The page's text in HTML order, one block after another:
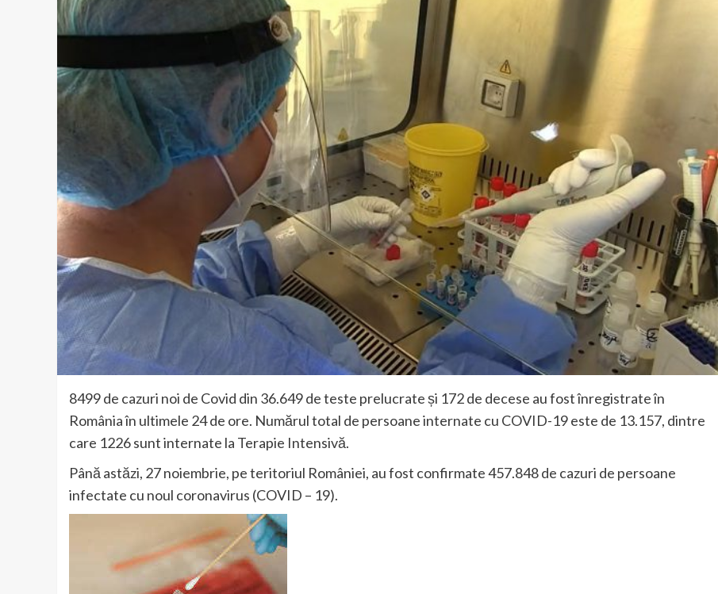
8499 de cazuri noi de Covid din 36.649 de teste prelucrate și 172 de decese au fost înregistrate în
România în ultimele 24 de ore. Numărul total de persoane internate cu COVID-19 este de 13.157, dintre
care 1226 sunt internate la Terapie Intensivă.
Până astăzi, 27 noiembrie, pe teritoriul României, au fost confirmate 457.848 de cazuri de persoane
infectate cu noul coronavirus (COVID – 19).